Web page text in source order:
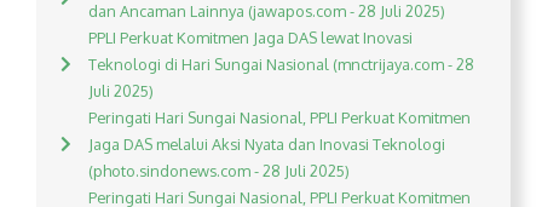
dan Ancaman Lainnya (jawapos.com - 28 Juli 2025)
PPLI Perkuat Komitmen Jaga DAS lewat Inovasi
Teknologi di Hari Sungai Nasional (mnctrijaya.com - 28
Juli 2025)
Peringati Hari Sungai Nasional, PPLI Perkuat Komitmen
Jaga DAS melalui Aksi Nyata dan Inovasi Teknologi
(photo.sindonews.com - 28 Juli 2025)
Peringati Hari Sungai Nasional, PPLI Perkuat Komitmen